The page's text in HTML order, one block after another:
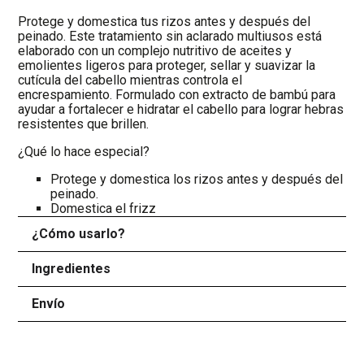
Protege y domestica tus rizos antes y después del
peinado. Este tratamiento sin aclarado multiusos está
elaborado con un complejo nutritivo de aceites y
emolientes ligeros para proteger, sellar y suavizar la
cutícula del cabello mientras controla el
encrespamiento. Formulado con extracto de bambú para
ayudar a fortalecer e hidratar el cabello para lograr hebras
resistentes que brillen.
¿Qué lo hace especial?
Protege y domestica los rizos antes y después del
peinado.
Domestica el frizz
¿Cómo usarlo?
Ingredientes
Envío